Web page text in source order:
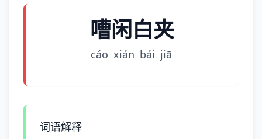
嘈闲白夹
cáo xián bái jiā
词语解释